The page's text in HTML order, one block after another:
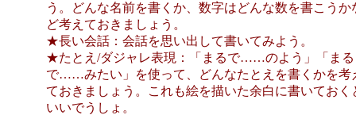
う。どんな名前を書くか、数字はどんな数を書こうか
ど考えておきましょう。
★長い会話：会話を思い出して書いてみよう。
★たとえ/ダジャレ表現：「まるで……のよう」「まる
で……みたい」を使って、どんなたとえを書くかを考
ておきましょう。これも絵を描いた余白に書いておく
いいでうしょ。